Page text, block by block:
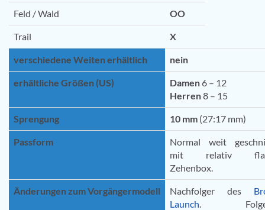
Feld / Wald OO
Trail X
verschiedene Weiten erhältlich nein
erhältliche Größen (US) Damen 6 – 12
Herren8 – 15
Sprengung 10 mm (27:17 mm)
Passform
Normal weit
mit relativ
Zehenbox.
Änderungen zum Vorgängermodell Nachfolger des
Launch.